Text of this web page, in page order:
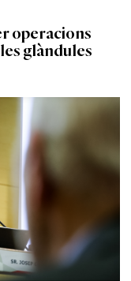
operacions
glàndules